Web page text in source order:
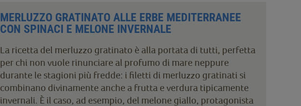
MERLUZZO GRATINATO ALLE ERBE MEDITERRANEE
CON SPINACI E MELONE INVERNALE
La ricetta del merluzzo gratinato è alla portata di tutti, perfetta
per chi non vuole rinunciare al profumo di mare neppure
durante le stagioni più fredde: i filetti di merluzzo gratinati si
combinano divinamente anche a frutta e verdura tipicamente
invernali. È il caso, ad esempio, del melone giallo, protagonista